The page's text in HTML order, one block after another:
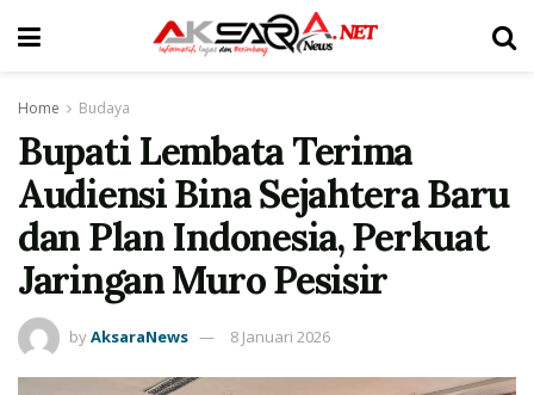
Home Budaya
Bupati Lembata Terima
Audiensi Bina Sejahtera Baru
dan Plan Indonesia, Perkuat
Jaringan Muro Pesisir
byAksaraNews 8 Januari 2026